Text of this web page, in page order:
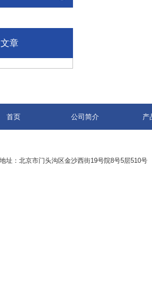
章
首页 公司简介 产
地址：北京市门头沟区金沙西街19号院8号5层510